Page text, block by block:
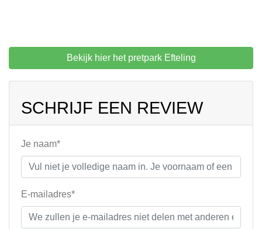
Bekijk hier het pretpark Efteling
SCHRIJF EEN REVIEW
Je naam*
E-mailadres*